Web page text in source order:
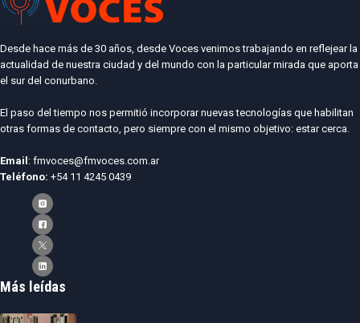
Desde hace más de 30 años, desde Voces venimos trabajando en reflejear la
actualidad de nuestra ciudad y del mundo con la particular mirada que aporta
el sur del conurbano.
El paso del tiempo nos permitió incorporar nuevas tecnologías que habilitan
otras formas de contacto, pero siempre con el mismo objetivo: estar cerca.
Email : fmvoces@fmvoces.com.ar
Teléfono: +54 11 4245 0439
Más leídas